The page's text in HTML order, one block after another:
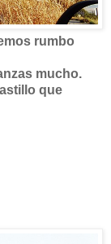
rumbo
mucho.
que